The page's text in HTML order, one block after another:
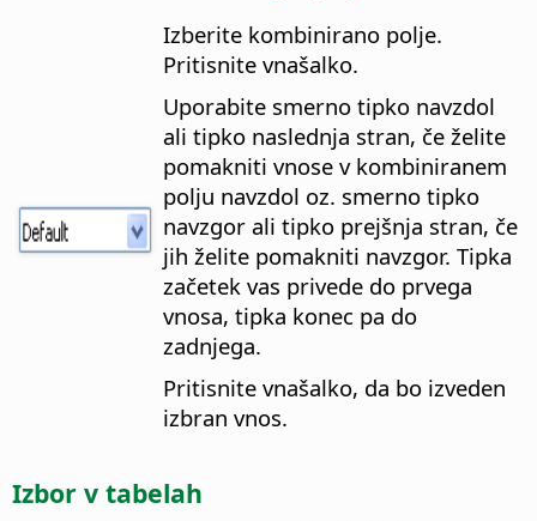
Izberite kombinirano polje.
Pritisnite vnašalko.
Uporabite smerno tipko navzdol
ali tipko naslednja stran, če želite
pomakniti vnose v kombiniranem
polju navzdol oz. smerno tipko
navzgor ali tipko prejšnja stran, če
jih želite pomakniti navzgor. Tipka
začetek vas privede do prvega
vnosa, tipka konec pa do
zadnjega.
Pritisnite vnašalko, da bo izveden
izbran vnos.
Izbor v tabelah